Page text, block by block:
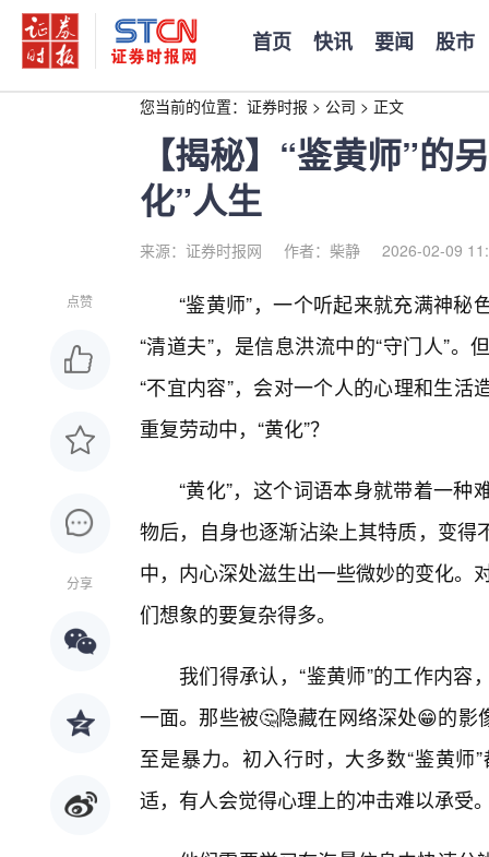
首页 快讯 要闻 股市
您当前的位置： 证券时报 > 公司 > 正文
【揭秘】“鉴黄师”的
化”人生
来源：证券时报网 作者：柴静 2026-02-09
点赞
分享
“鉴黄师”，一个听起来就充满神
“清道夫”，是信息洪流中的“守门人”
“不宜内容”，会对一个人的心理和生
重复劳动中，“黄化”？
“黄化”，这个词语本身就带着一
物后，自身也逐渐沾染上其特质，变
中，内心深处滋生出一些微妙的变化。
们想象的要复杂得多。
我们得承认，“鉴黄师”的工作内
一面。那些被🤔隐藏在网络深处😁的
至是暴力。初入行时，大多数“鉴黄
适，有人会觉得心理上的冲击难以承受